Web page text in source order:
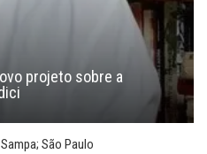
projeto sobre a
São Paulo